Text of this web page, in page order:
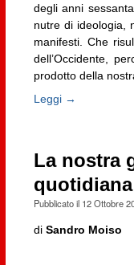
degli anni
nutre di ideologia,
manifesti. Che
dell’Occidente,
prodotto della
Leggi →
La nostra
Pubblicato il 12 Ottobre
di Sandro Moiso